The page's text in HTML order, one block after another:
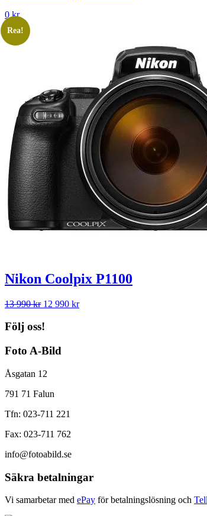
0kr
Rea!
Nikon Coolpix P1100
13 990kr Det
priset
13
990 kr.
12 990 krDet
Följ oss!
Foto A-Bild
Åsgatan 12
791 71 Falun
Tfn: 023-711 221
Fax: 023-711 762
info@fotoabild.se
Säkra betalningar
Vi samarbetar med ePay för betalningslösning och